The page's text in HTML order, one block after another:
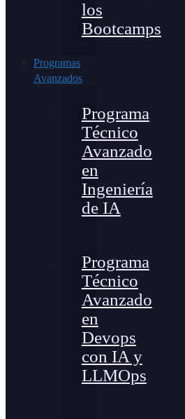
los
Bootcamps
Programas
Avanzados
Programa
Técnico
Avanzado
en
Ingeniería
de IA
Programa
Técnico
Avanzado
en
Devops
con IA y
LLMOps